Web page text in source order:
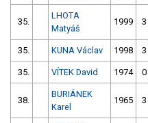
35.
LHOTA
Matyáš
1999 3
35. KUNA Václav 1998 3
35. VÍTEK David 1974 0
38.
BURIÁNEK
Karel
1965 3